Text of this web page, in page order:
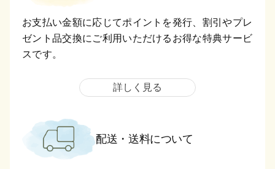
お支払い金額に応じてポイントを発行、割引やプレ
ゼント品交換にご利用いただけるお得な特典サービ
スです。
詳しく見る
配送・送料について